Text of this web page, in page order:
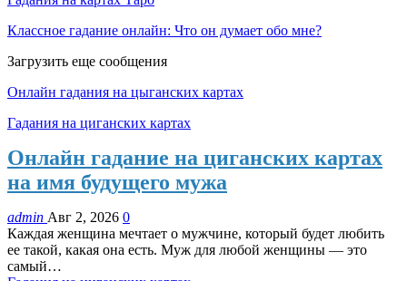
Классное гадание онлайн: Что он думает обо мне?
Загрузить еще сообщения
Онлайн гадания на цыганских картах
Гадания на циганских картах
Онлайн гадание на циганских картах
на имя будущего мужа
admin Авг 2, 2026 0
Каждая женщина мечтает о мужчине, который будет любить
ее такой, какая она есть. Муж для любой женщины — это
самый…